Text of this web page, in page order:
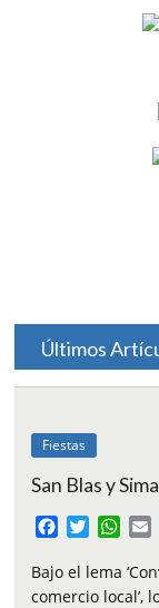
Últimos
Fiestas
San Blas y
c
e
i
t
W
a
t
i
Bajo el lema
comercio local’,